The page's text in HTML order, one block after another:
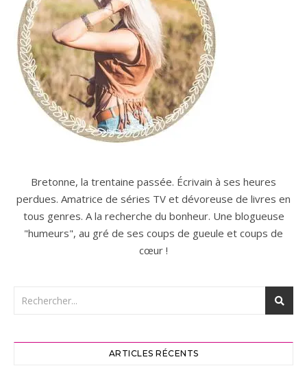
Bretonne, la trentaine passée. Écrivain à ses heures
perdues. Amatrice de séries TV et dévoreuse de livres en
tous genres. A la recherche du bonheur. Une blogueuse
"humeurs", au gré de ses coups de gueule et coups de
cœur !
ARTICLES RÉCENTS